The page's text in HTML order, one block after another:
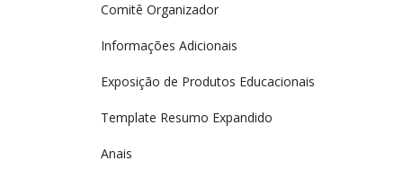
Comitê Organizador
Informações Adicionais
Exposição de Produtos Educacionais
Template Resumo Expandido
Anais